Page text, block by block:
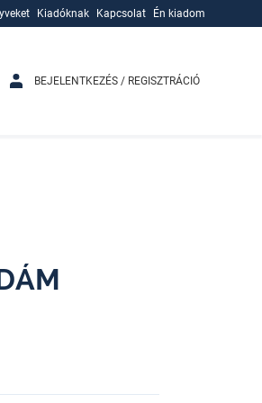
Kiadóknak
Kapcsolat Én kiadom
BEJELENTKEZÉS / REGISZTRÁCIÓ